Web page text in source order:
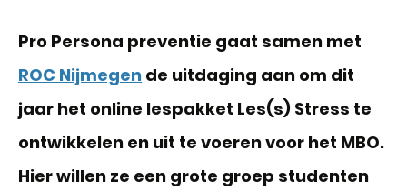
Pro Persona preventie gaat samen met
ROC Nijmegen de uitdaging aan om dit
jaar het online lespakket Les(s) Stress te
ontwikkelen en uit te voeren voor het MBO.
Hier willen ze een grote groep studenten